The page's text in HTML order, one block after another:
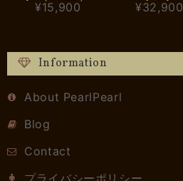
¥15,900
¥32,900
Information
About PearlPearl
Blog
Contact